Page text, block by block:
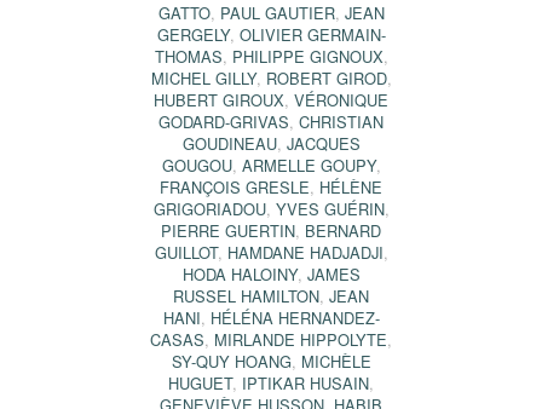
GATTO, PAUL GAUTIER, JEAN
GERGELY, OLIVIER GERMAIN-
THOMAS, PHILIPPE GIGNOUX,
MICHEL GILLY, ROBERT GIROD,
HUBERT GIROUX, VÉRONIQUE
GODARD-GRIVAS, CHRISTIAN
GOUDINEAU, JACQUES
GOUGOU, ARMELLE GOUPY,
FRANÇOIS GRESLE, HÉLÈNE
GRIGORIADOU, YVES GUÉRIN,
PIERRE GUERTIN, BERNARD
GUILLOT, HAMDANE HADJADJI,
HODA HALOINY, JAMES
RUSSEL HAMILTON, JEAN
HANI, HÉLÉNA HERNANDEZ-
CASAS, MIRLANDE HIPPOLYTE,
SY-QUY HOANG, MICHÈLE
HUGUET, IPTIKAR HUSAIN,